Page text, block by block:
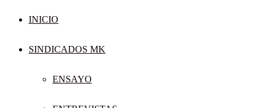
INICIO
SINDICADOS MK
ENSAYO